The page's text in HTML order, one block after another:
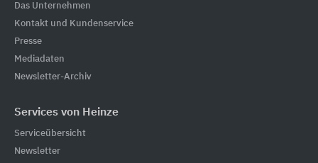
Das Unternehmen
Kontakt und Kundenservice
Presse
Mediadaten
Newsletter-Archiv
Services von Heinze
Serviceübersicht
Newsletter